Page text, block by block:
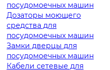
посудомоечных машин
Дозаторы моющего
средства для
посудомоечных машин
Замки дверцы для
посудомоечных машин
Кабели сетевые для